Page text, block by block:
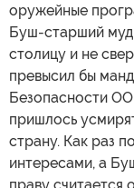
оружейные
Буш-старший
столицу и не
превысил бы
Безопасности
пришлось
страну. Как раз
интересами, а
праву